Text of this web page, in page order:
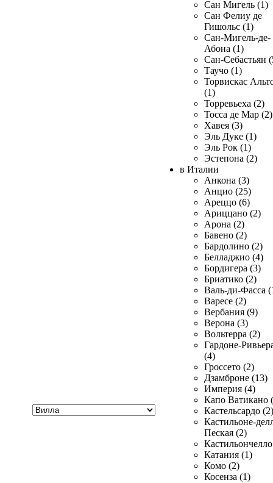
Сан Мигель (1)
Сан Фелиу де
Гишольс (1)
Сан-Мигель-де-
Абона (1)
Сан-Себастьян
Таучо (1)
Торвискас
(1)
Торревьеха (2)
Тосса де Мар (2)
Хавея (3)
Эль Дуке (1)
Эль Рок (1)
Эстепона (2)
в Италии
Анкона (3)
Анцио (25)
Ареццо (6)
Ариццано (2)
Арона (2)
Бавено (2)
Бардолино (2)
Белладжио (4)
Бордигера (3)
Бриатико (2)
Валь-ди-Фасса
Варесе (2)
Вербания (9)
Верона (3)
Вольтерра (2)
Гардоне-
(4)
Гроссето (2)
Дзамброне (13)
Империя (4)
Капо Ватикано
Кастельсардо (2)
Кастильоне-
Пеская (2)
Катания (1)
Комо (2)
Косенза (1)